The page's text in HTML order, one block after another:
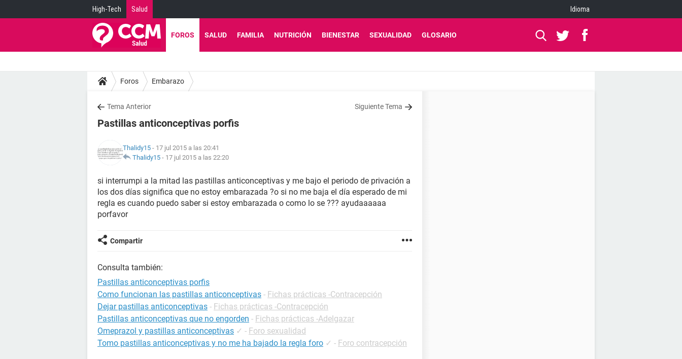
High-Tech Salud Idioma
FOROS SALUD FAMILIA NUTRICIÓN BIENESTAR SEXUALIDAD GLOSARIO
Foros Embarazo
Tema Anterior Siguiente Tema
Pastillas anticonceptivas porfis
Thalidy15 - 17 jul 2015 a las 20:41
Thalidy15 - 17 jul 2015 a las 22:20
si interrumpi a la mitad las pastillas anticonceptivas y me bajo el periodo de privación a
los dos días significa que no estoy embarazada ?o si no me baja el día esperado de mi
regla es cuando puedo saber si estoy embarazada o como lo se ??? ayudaaaaaa
porfavor
Compartir
Consulta también:
Pastillas anticonceptivas porfis
Como funcionan las pastillas anticonceptivas - Fichas prácticas -Contracepción
Dejar pastillas anticonceptivas - Fichas prácticas -Contracepción
Pastillas anticonceptivas que no engorden - Fichas prácticas -Adelgazar
Omeprazol y pastillas anticonceptivas ✓ - Foro sexualidad
Tomo pastillas anticonceptivas y no me ha bajado la regla foro ✓ - Foro contracepción